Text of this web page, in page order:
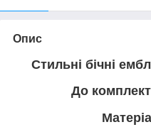
Опис
Стильні бічні
До